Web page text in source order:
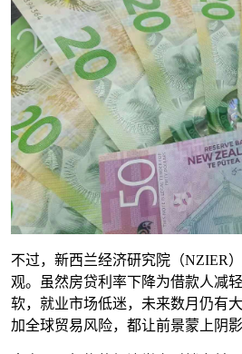
不过，新西兰经济研究院（NZIER
观。虽然房贷利率下降为借款人减
软，就业市场低迷，未来数月仍有
加全球贸易风险，都让前景蒙上阴影